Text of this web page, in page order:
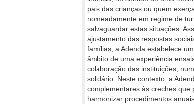
pais das crianças ou quem
nomeadamente em regime de
salvaguardar estas situações.
ajustamento das respostas
famílias, a Adenda estabelece
âmbito de uma experiência
colaboração das instituições,
solidário. Neste contexto, a
complementares às creches que
harmonizar procedimentos